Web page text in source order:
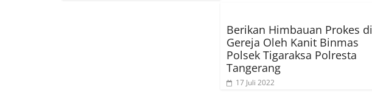
Berikan Himbauan Prokes di
Gereja Oleh Kanit Binmas
Polsek Tigaraksa Polresta
Tangerang
17 Juli 2022